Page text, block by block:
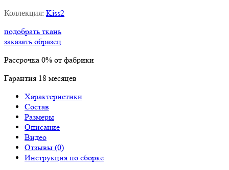
Коллекция: Kiss2
подобрать ткань
заказать образец
Рассрочка 0% от фабрики
Гарантия 18 месяцев
Характеристики
Состав
Размеры
Описание
Видео
Отзывы (0)
Инструкция по сборке